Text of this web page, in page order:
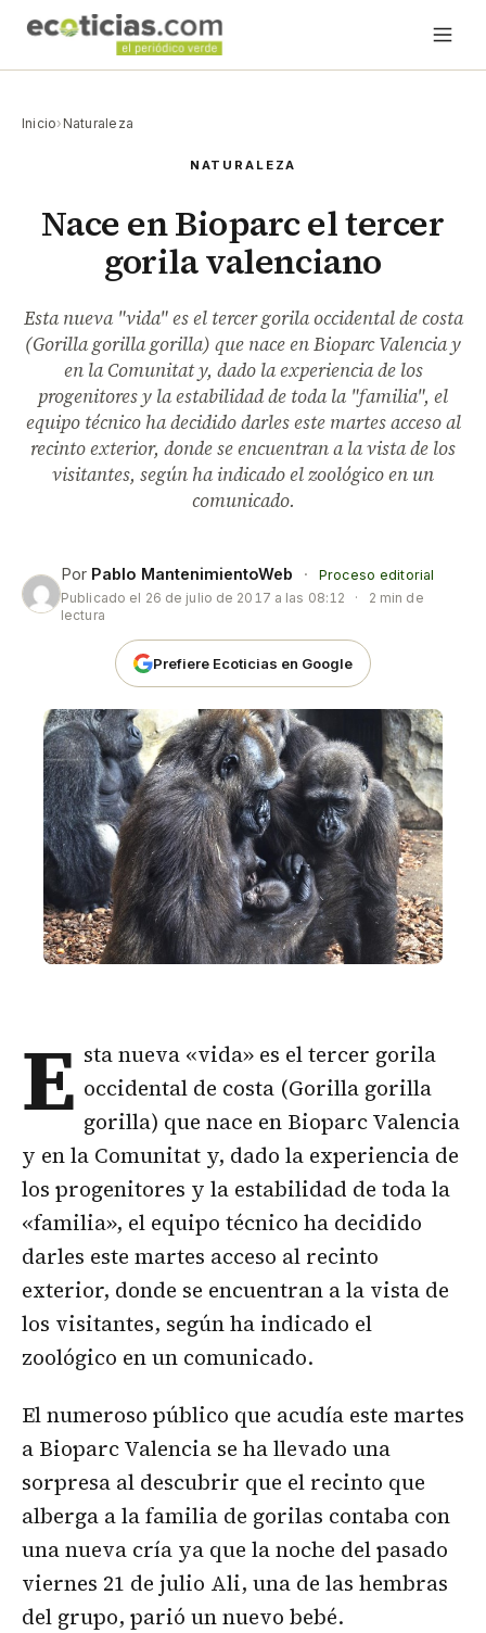
Inicio› Naturaleza
NATURALEZA
Nace en Bioparc el tercer
gorila valenciano
Esta nueva "vida" es el tercer gorila occidental de costa
(Gorilla gorilla gorilla) que nace en Bioparc Valencia y
en la Comunitat y, dado la experiencia de los
progenitores y la estabilidad de toda la "familia", el
equipo técnico ha decidido darles este martes acceso al
recinto exterior, donde se encuentran a la vista de los
visitantes, según ha indicado el zoológico en un
comunicado.
Por Pablo MantenimientoWeb ·
Proceso editorial
Publicado el 26 de julio de 2017 a las 08:12 ·
2 min de
lectura
Prefiere Ecoticias en Google
E sta nueva «vida» es el tercer gorila
occidental de costa (Gorilla gorilla
gorilla) que nace en Bioparc Valencia
y en la Comunitat y, dado la experiencia de
los progenitores y la estabilidad de toda la
«familia», el equipo técnico ha decidido
darles este martes acceso al recinto
exterior, donde se encuentran a la vista de
los visitantes, según ha indicado el
zoológico en un comunicado.
El numeroso público que acudía este martes
a Bioparc Valencia se ha llevado una
sorpresa al descubrir que el recinto que
alberga a la familia de gorilas contaba con
una nueva cría ya que la noche del pasado
viernes 21 de julio Ali, una de las hembras
del grupo, parió un nuevo bebé.